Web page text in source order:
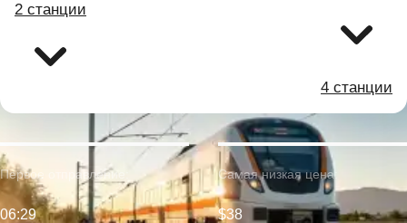
2 станции
4 станции
Первое отправление:
06:29
Самая низкая цена:
$38